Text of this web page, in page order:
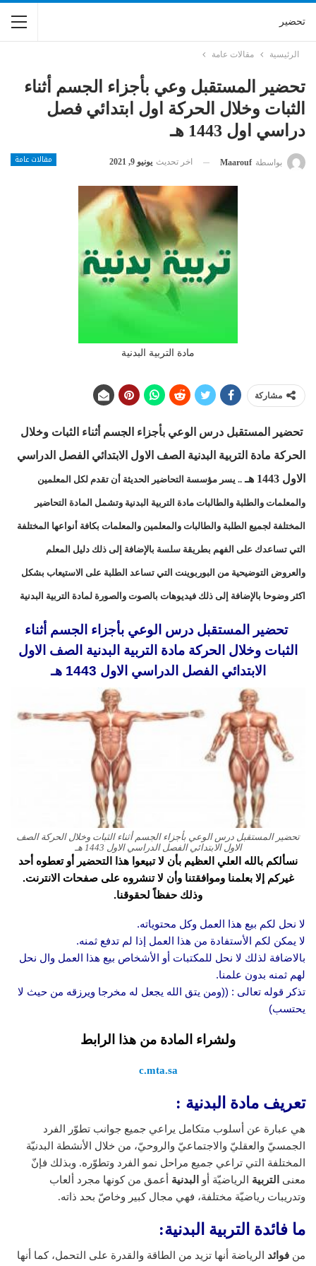
تحضير
الرئيسية مقالات عامة
تحضير المستقبل وعي بأجزاء الجسم أثناء
الثبات وخلال الحركة اول ابتدائي فصل
دراسي اول 1443 هـ
مقالات عامة بواسطة Maarouf اخر تحديث يونيو 9, 2021
مادة التربية البدنية
مشاركة
تحضير المستقبل درس الوعي بأجزاء الجسم أثناء الثبات وخلال
الحركة مادة التربية البدنية الصف الاول الابتدائي الفصل الدراسي
الاول 1443 هـ
.. يسر مؤسسة التحاضير الحديثة أن تقدم لكل المعلمين
والمعلمات والطلبة والطالبات مادة التربية البدنية وتشمل المادة التحاضير
المختلفة لجميع الطلبة والطالبات والمعلمين والمعلمات بكافة أنواعها المختلفة
التي تساعدك على الفهم بطريقة سلسة بالإضافة إلى ذلك دليل المعلم
والعروض التوضيحية من البوربوينت التي تساعد الطلبة على الاستيعاب بشكل
اكثر وضوحا بالإضافة إلى ذلك فيديوهات بالصوت والصورة لمادة التربية البدنية
تحضير المستقبل درس الوعي بأجزاء الجسم أثناء
الثبات وخلال الحركة مادة التربية البدنية الصف الاول
الابتدائي الفصل الدراسي الاول 1443 هـ
تحضير المستقبل درس الوعي بأجزاء الجسم أثناء الثبات وخلال الحركة الصف
الاول الابتدائي الفصل الدراسي الاول 1443 هـ
نسألكم بالله العلي العظيم بأن لا تبيعوا هذا التحضير أو تعطوه أحد
غيركم إلا بعلمنا وموافقتنا وأن لا تنشروه على صفحات الانترنت.
وذلك حفظاً لحقوقنا.
لا نحل لكم بيع هذا العمل وكل محتوياته.
لا يمكن لكم الأستفادة من هذا العمل إذا لم تدفع ثمنه.
بالاضافة لذلك لا نحل للمكتبات أو الأشخاص بيع هذا العمل وال نحل
لهم ثمنه بدون علمنا.
تذكر قوله تعالى : ((ومن يتق الله يجعل له مخرجا ويرزقه من حيث لا
يحتسب)
ولشراء المادة من هذا الرابط
c.mta.sa
تعريف مادة البدنية :
هي عبارة عن أسلوب متكامل يراعي جميع جوانب تطوّر الفرد
الجمسيّ والعقليّ والاجتماعيّ والروحيّ، من خلال الأنشطة البدنيّة
المختلفة التي تراعي جميع مراحل نمو الفرد وتطوّره. وبذلك فإنّ
معنى
التربية الرياضيّة أو البدنية أعمق من كونها مجرد ألعاب
وتدريبات رياضيّة مختلفة، فهي مجال كبير وخاصّ بحد ذاته.
ما فائدة التربية البدنية:
من فوائد الرياضة أنها تزيد من الطاقة والقدرة على التحمل، كما أنها